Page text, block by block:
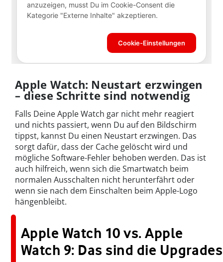
Apple Watch: Neustart erzwingen
– diese Schritte sind notwendig
Falls Deine Apple Watch gar nicht mehr reagiert
und nichts passiert, wenn Du auf den Bildschirm
tippst, kannst Du einen Neustart erzwingen. Das
sorgt dafür, dass der Cache gelöscht wird und
mögliche Software-Fehler behoben werden. Das ist
auch hilfreich, wenn sich die Smartwatch beim
normalen Ausschalten nicht herunterfährt oder
wenn sie nach dem Einschalten beim Apple-Logo
hängenbleibt.
Apple Watch 10 vs. Apple
Watch 9: Das sind die Upgrades